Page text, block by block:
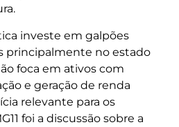
investe em galpões
principalmente no estado
foca em ativos com
e geração de renda
relevante para os
foi a discussão sobre a